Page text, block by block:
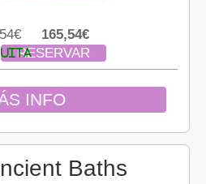
165,54€
RESERVAR
INFO
Baths